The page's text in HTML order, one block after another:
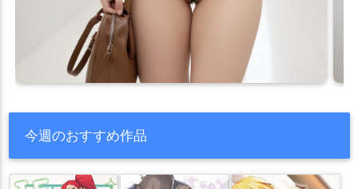
今週のおすすめ作品